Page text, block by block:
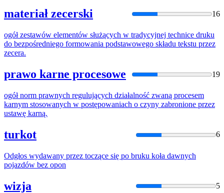
materiał zecerski 16
ogółzestawów elementów służących w tradycyjnej technice druku
do bezpośredniego formowania podstawowego składu tekstu przez
zecera.
prawo karne procesowe 19
ogółnorm prawnych regulujących działalność zwaną procesem
karnym stosowanych w postępowaniach o czyny zabronione przez
ustawę karną.
turkot 6
Odgłos wydawany przez toczące się po bruku koła dawnych
pojazdów bez opon
wizja 5